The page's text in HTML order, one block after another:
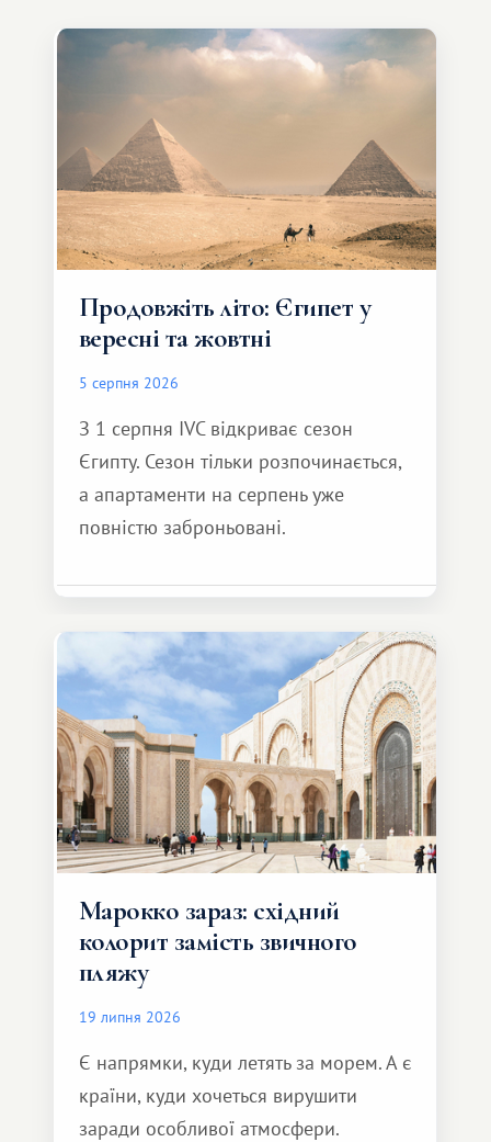
Продовжіть літо: Єгипет у
вересні та жовтні
5 серпня 2026
З 1 серпня IVC відкриває сезон
Єгипту. Сезон тільки розпочинається,
а апартаменти на серпень уже
повністю заброньовані.
Марокко зараз: східний
колорит замість звичного
пляжу
19 липня 2026
Є напрямки, куди летять за морем. А є
країни, куди хочеться вирушити
заради особливої ​​атмосфери.